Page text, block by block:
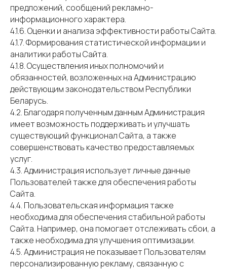
предложений, сообщений рекламно-
информационного характера.
4.1.6. Оценки и анализа эффективности работы Сайта.
4.1.7. Формирования статистической информации и
аналитики работы Сайта.
4.1.8. Осуществления иных полномочий и
обязанностей, возложенных на Администрацию
действующим законодательством Республики
Беларусь.
4.2. Благодаря полученным данным Администрация
имеет возможность поддерживать и улучшать
существующий функционал Сайта, а также
совершенствовать качество предоставляемых
услуг.
4.3. Администрация использует личные данные
Пользователей также для обеспечения работы
Сайта.
4.4. Пользовательская информация также
необходима для обеспечения стабильной работы
Сайта. Например, она помогает отслеживать сбои, а
также необходима для улучшения оптимизации.
4.5. Администрация не показывает Пользователям
персонализированную рекламу, связанную с